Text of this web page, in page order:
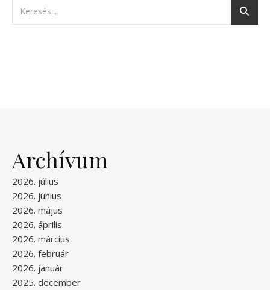
Archívum
2026. július
2026. június
2026. május
2026. április
2026. március
2026. február
2026. január
2025. december